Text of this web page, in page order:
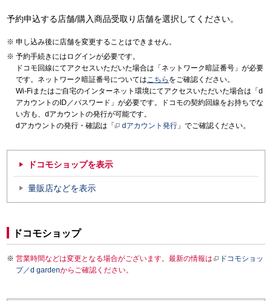
予約申込する店舗/購入商品受取り店舗を選択してください。
申し込み後に店舗を変更することはできません。
予約手続きにはログインが必要です。
ドコモ回線にてアクセスいただいた場合は「ネットワーク暗証番号」が必要
です。ネットワーク暗証番号についてはこちら をご確認ください。
Wi-Fiまたはご自宅のインターネット環境にてアクセスいただいた場合は「d
アカウントのID／パスワード」が必要です。ドコモの契約回線をお持ちでな
い方も、dアカウントの発行が可能です。
dアカウントの発行・確認は「
dアカウント発行 」でご確認ください。
ドコモショップを表示
量販店などを表示
ドコモショップ
営業時間などは変更となる場合がございます。最新の情報は
ドコモショッ
プ／d gardenからご確認ください。